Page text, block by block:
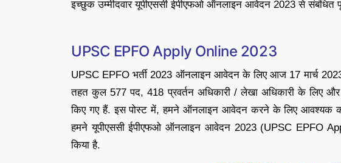
इच्छुक उम्मीदवार यूपीएससी ईपीएफओ ऑनलाइन आवेदन 2023 से संबंधित
UPSC EPFO Apply Online 2023
UPSC EPFO भर्ती 2023 ऑनलाइन आवेदन के लिए आज 17 मार्च
तहत कुल 577 पद, 418 प्रवर्तन अधिकारी / लेखा अधिकारी के लिए
किए गए हैं. इस पोस्ट में, हमने ऑनलाइन आवेदन करने के लिए आवश्यक
हमने यूपीएससी ईपीएफओ ऑनलाइन आवेदन 2023 (UPSC EPFO
किया है.